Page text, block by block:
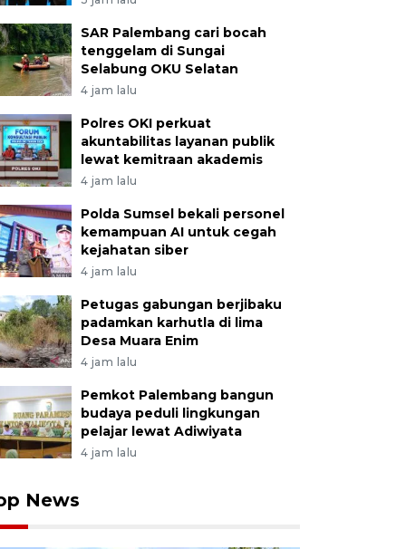
SAR Palembang cari bocah
tenggelam di Sungai
Selabung OKU Selatan
4 jam lalu
Polres OKI perkuat
akuntabilitas layanan publik
lewat kemitraan akademis
4 jam lalu
Polda Sumsel bekali personel
kemampuan AI untuk cegah
kejahatan siber
4 jam lalu
Petugas gabungan berjibaku
padamkan karhutla di lima
Desa Muara Enim
4 jam lalu
Pemkot Palembang bangun
budaya peduli lingkungan
pelajar lewat Adiwiyata
4 jam lalu
News